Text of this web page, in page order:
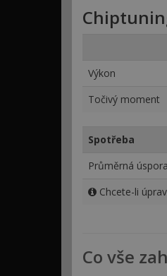
Výkon
Točivý moment
Spotřeba
Průměrná
Chcete-li
Co vše